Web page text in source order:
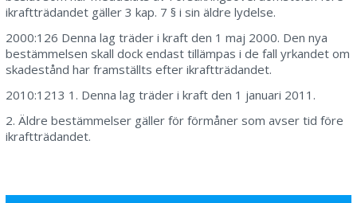
ikraftträdandet gäller 3 kap. 7 § i sin äldre lydelse.
2000:126 Denna lag träder i kraft den 1 maj 2000. Den nya
bestämmelsen skall dock endast tillämpas i de fall yrkandet om
skadestånd har framställts efter ikraftträdandet.
2010:1213 1. Denna lag träder i kraft den 1 januari 2011.
2. Äldre bestämmelser gäller för förmåner som avser tid före
ikraftträdandet.